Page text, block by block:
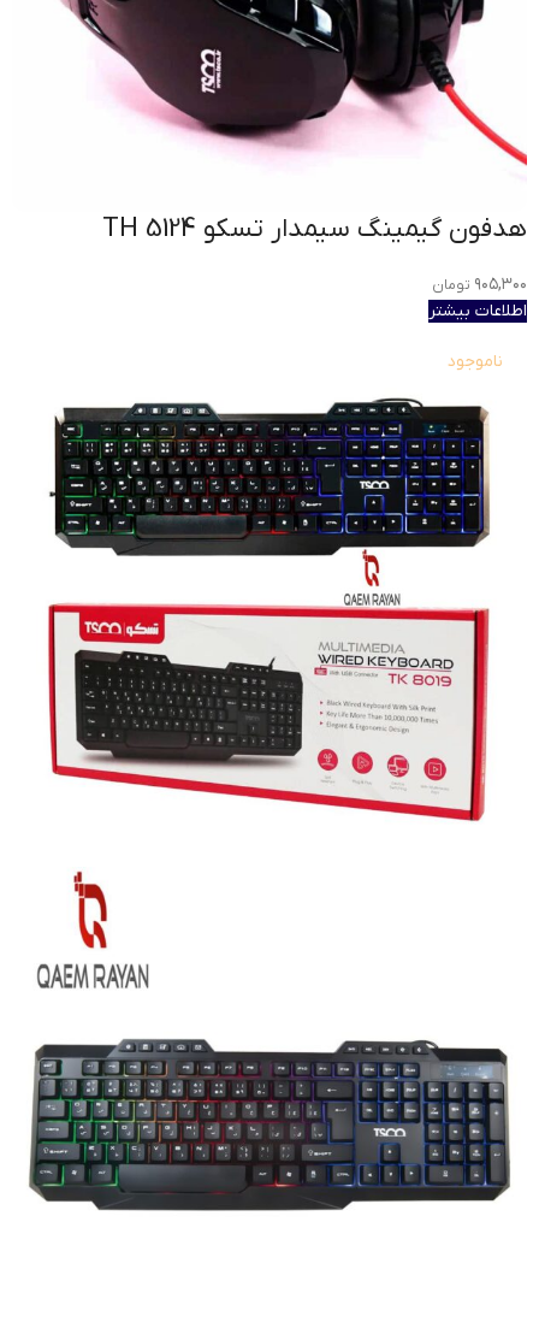
هدفون گیمینگ سیمدار تسکو TH 5124
۹۰۵,۳۰۰ تومان
اطلاعات بیشتر
ناموجود